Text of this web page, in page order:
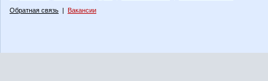
Обратная связь | Вакансии